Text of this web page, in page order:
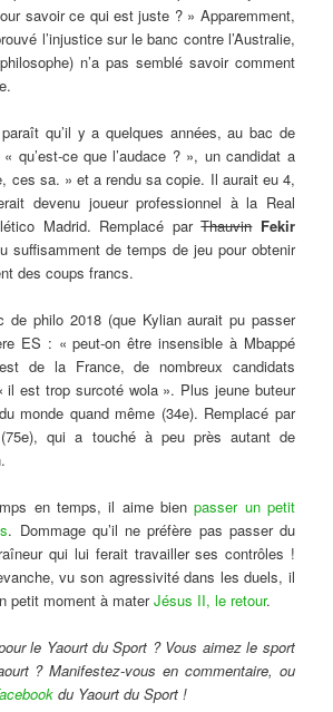
savoir ce qui est juste ? » Apparemment,
l’injustice sur le banc contre l’Australie,
n’a pas semblé savoir comment
qu’il y a quelques années, au bac de
qu’est-ce que l’audace ? », un candidat a
ces sa. » et a rendu sa copie. Il aurait eu 4,
devenu joueur professionnel à la Real
Madrid. Remplacé parThauvin Fekir
suffisamment de temps de jeu pour obtenir
des coups francs.
philo 2018 (que Kylian aurait pu passer
ES : « peut-on être insensible à Mbappé
de la France, de nombreux candidats
il est trop surcoté wola ». Plus jeune buteur
monde quand même (34e). Remplacé par
(75e), qui a touché à peu près autant de
en temps, il aime bienpasser un petit
. Dommage qu’il ne préfère pas passer du
qui lui ferait travailler ses contrôles !
vu son agressivité dans les duels, il
petit moment à materJésus II, le retour.
le Yaourt du Sport ? Vous aimez le sport
? Manifestez-vous en commentaire, ou
du Yaourt du Sport !